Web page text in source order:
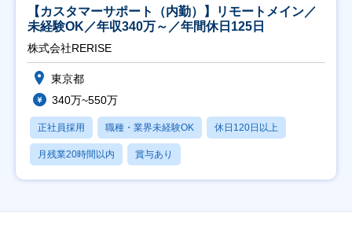
【カスタマーサポート（内勤）】リモートメイン／
未経験OK／年収340万～／年間休日125日
株式会社RERISE
東京都
340万~550万
正社員採用 職種・業界未経験OK 休日120日以上
月残業20時間以内 賞与あり